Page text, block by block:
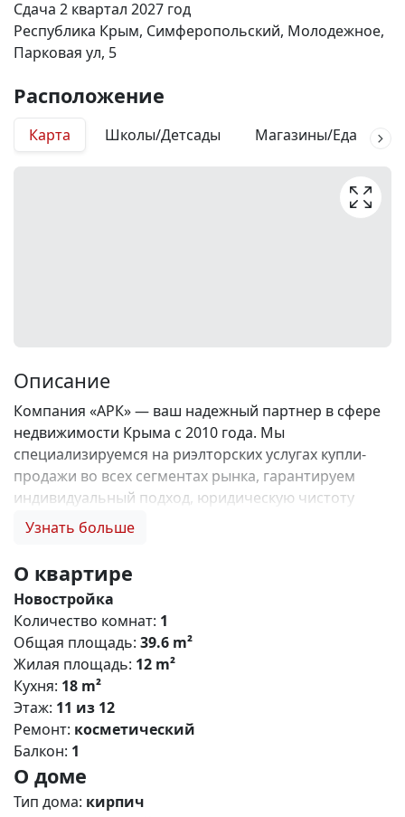
Сдача 2 квартал 2027 год
Республика Крым, Симферопольский, Молодежное,
Парковая ул, 5
Расположение
Карта Школы/Детсады Магазины/Еда
Описание
Компания «АРК» — ваш надежный партнер в сфере
недвижимости Крыма с 2010 года. Мы
специализируемся на риэлторских услугах купли-
продажи во всех сегментах рынка, гарантируем
индивидуальный подход, юридическую чистоту
объектов и безопасность сделок. Самое ценное для
комиссии и оформление ипотеки бесплатно; 2.
Покупку недвижимости по цене застройщика +
акции, бонусы, подарки; 3. Экспертное мнение о
каждом застройщике. Ваши интересы — наш
приоритет! 4. Профессиональную поддержку на всех
этапах сделки до получения ключей; 5. Фейерверк
подарков🎁 🎁 🎁! Купи с нами и выбери свой
ПОДАРОК! ЖК «Солнечный парк» — масштабный
проект комфорт-класса в пригороде Симферополя,
расположенный в посёлке городского типа
Молодёжное. Комплекс сочетает современную
архитектуру, развитую инфраструктуру и
Узнать больше
О квартире
Новостройка
Количество комнат: 1
Общая площадь: 39.6 m²
Жилая площадь: 12 m²
Кухня: 18 m²
Этаж: 11 из 12
Ремонт: косметический
Балкон: 1
О доме
Тип дома: кирпич